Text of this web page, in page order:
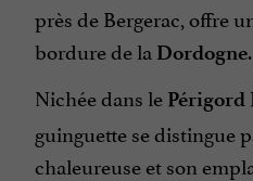
près de Bergerac, offre
bordure de la Dordogne.
Nichée dans le Périgord
guinguette se distingue
chaleureuse et son